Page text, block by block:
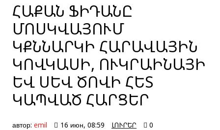
ՀԱՔԱՆ ՖԻԴԱՆԸ
ՄՈՍԿՎԱՅՈՒՄ
ԿՔՆՆԱՐԿԻ ՀԱՐԱՎԱՅԻՆ
ԿՈՎԿԱՍԻ, ՈՒԿՐԱԻՆԱՅԻ
ԵՎ ՍԵՎ ԾՈՎԻ ՀԵՏ
ԿԱՊՎԱԾ ՀԱՐՑԵՐ
автор: emil 16 июн, 08:59 ԼՈՒՐԵՐ
0